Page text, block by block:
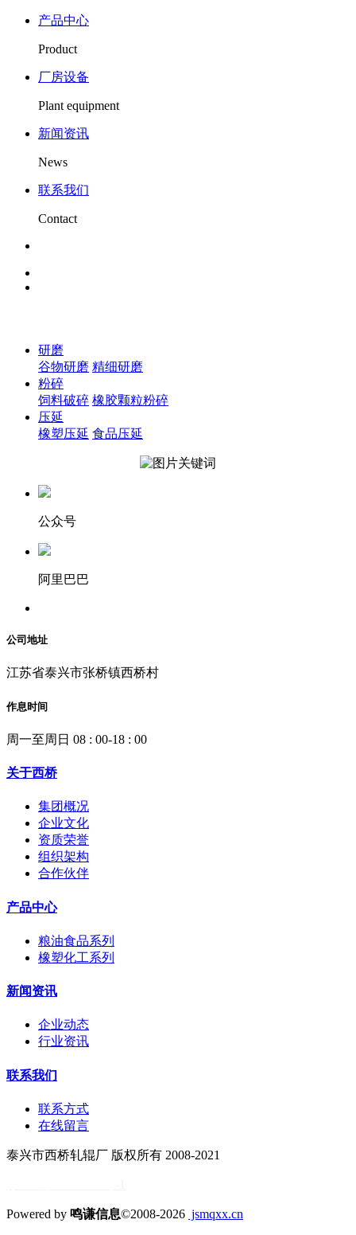
产品中心
Product
厂房设备
Plant equipment
新闻资讯
News
联系我们
Contact
研磨
谷物研磨 精细研磨
粉碎
饲料破碎 橡胶颗粒粉碎
压延
橡塑压延 食品压延
公众号
阿里巴巴
公司地址
江苏省泰兴市张桥镇西桥村
作息时间
周一至周日 08 : 00-18 : 00
关于西桥
集团概况
企业文化
资质荣誉
组织架构
合作伙伴
产品中心
粮油食品系列
橡塑化工系列
新闻资讯
企业动态
行业资讯
联系我们
联系方式
在线留言
泰兴市西桥轧辊厂 版权所有 2008-2021
Powered by 鸣谦信息©2008-2026 jsmqxx.cn